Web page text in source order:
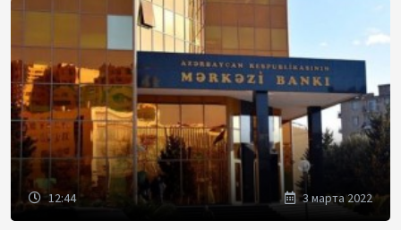
12:44 3 марта 2022